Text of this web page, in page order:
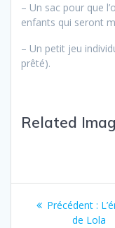
– Un sac pour que
enfants qui seront
– Un petit jeu
prêté).
Related
Précédent :
de Lola